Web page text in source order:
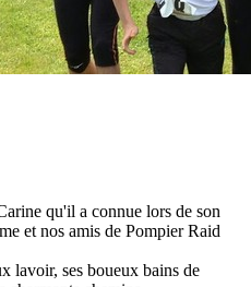
qu'il a connue lors de son
et nos amis de Pompier Raid
lavoir, ses boueux bains de